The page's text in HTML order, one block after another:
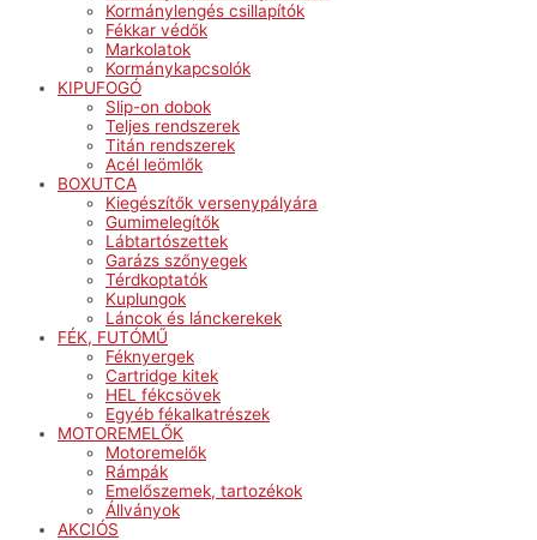
Kormánylengés csillapítók
Fékkar védők
Markolatok
Kormánykapcsolók
KIPUFOGÓ
Slip-on dobok
Teljes rendszerek
Titán rendszerek
Acél leömlők
BOXUTCA
Kiegészítők versenypályára
Gumimelegítők
Lábtartószettek
Garázs szőnyegek
Térdkoptatók
Kuplungok
Láncok és lánckerekek
FÉK, FUTÓMŰ
Féknyergek
Cartridge kitek
HEL fékcsövek
Egyéb fékalkatrészek
MOTOREMELŐK
Motoremelők
Rámpák
Emelőszemek, tartozékok
Állványok
AKCIÓS